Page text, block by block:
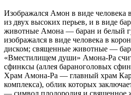
Изображался Амон в виде человека
из двух высоких перьев, и в виде
животные Амона — баран и белый
изображался в виде человека в
диском; священные животные —
«Вместилищем души» Амона-Ра
сфинксы (аллея бараноголовых
Храм Амона-Ра — главный храм
комплекса), облик которых
— символ плодородия и священное